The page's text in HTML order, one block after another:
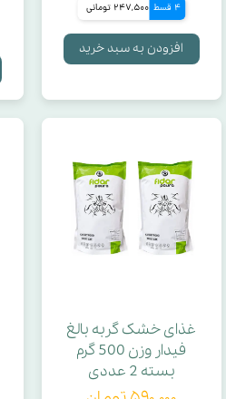
تعداد در هر بسته
گلوله
جنس ستون
دانه بندی
کربن
4 قسط 247,500 تومانی
افزودن به سبد خرید
غذای خشک گربه بالغ
فیدار وزن 500 گرم
بسته 2 عددی